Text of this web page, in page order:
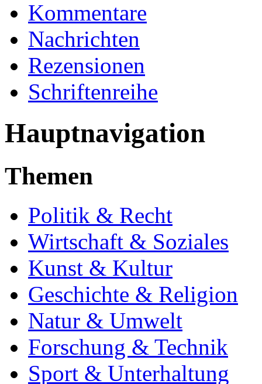
Kommentare
Nachrichten
Rezensionen
Schriftenreihe
Hauptnavigation
Themen
Politik & Recht
Wirtschaft & Soziales
Kunst & Kultur
Geschichte & Religion
Natur & Umwelt
Forschung & Technik
Sport & Unterhaltung